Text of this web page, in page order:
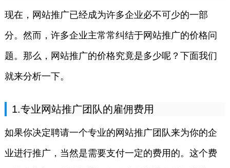
现在，网站推广已经成为许多企业必不可少的一部
分。然而，许多企业主常常纠结于网站推广的价格问
题。那么，网站推广的价格究竟是多少呢？下面我们
就来分析一下。
1.专业网站推广团队的雇佣费用
如果你决定聘请一个专业的网站推广团队来为你的企
业进行推广，当然是需要支付一定的费用的。这个费